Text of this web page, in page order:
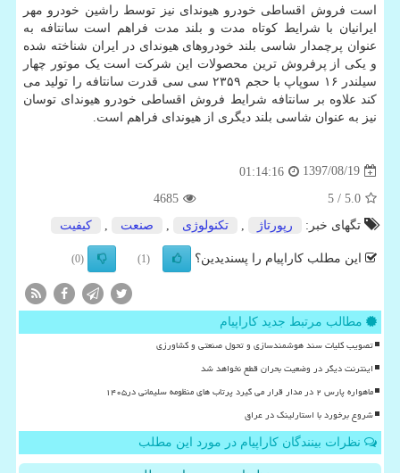
است فروش اقساطی خودرو هیوندای نیز توسط راشین خودرو مهر
ایرانیان با شرایط کوتاه مدت و بلند مدت فراهم است سانتافه به
عنوان پرچمدار شاسی بلند خودروهای هیوندای در ایران شناخته شده
و یکی از پرفروش ترین محصولات این شرکت است یک موتور چهار
سیلندر ۱۶ سوپاپ با حجم ۲۳۵۹ سی سی قدرت سانتافه را تولید می
کند علاوه بر سانتافه شرایط فروش اقساطی خودرو هیوندای توسان
نیز به عنوان شاسی بلند دیگری از هیوندای فراهم است.
1397/08/19
01:14:16
5.0
/ 5
4685
تگهای خبر:
رپورتاژ تكنولوژی صنعت كیفیت
این مطلب کاراپیام را پسندیدین؟ (1)
(0)
مطالب مرتبط جدید کاراپیام
تصویب کلیات سند هوشمندسازی و تحول صنعتی و کشاورزی
اینترنت دیگر در وضعیت بحران قطع نخواهد شد
ماهواره پارس ۲ در مدار قرار می گیرد پرتاب های منظومه سلیمانی در۱۴۰۵
شروع برخورد با استارلینک در عراق
نظرات بینندگان کاراپیام در مورد این مطلب